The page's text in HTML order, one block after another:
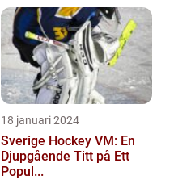
18 januari 2024
Sverige Hockey VM: En
Djupgående Titt på Ett
Popul...